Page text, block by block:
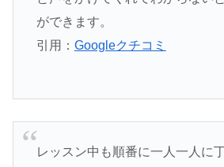
ができます。
引用： Googleクチコミ
レッスン中も順番に一人一人に